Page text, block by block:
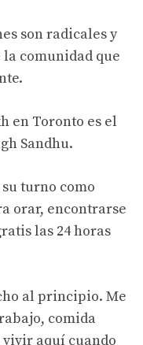
son radicales y
comunidad que
en Toronto es el
Sandhu.
turno como
orar, encontrarse
las 24 horas
al principio. Me
comida
aquí cuando